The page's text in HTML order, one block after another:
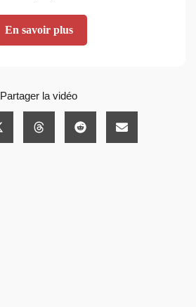
En savoir plus
Partager la vidéo